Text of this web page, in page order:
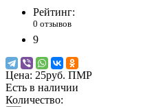
Рейтинг:
0 отзывов
9
Цена: 25руб. ПМР
Есть в наличии
Количество: